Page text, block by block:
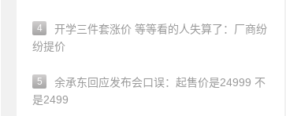
4
开学三件套涨价 等等看的人失算了：厂商纷
纷提价
5
余承东回应发布会口误：起售价是24999 不
是2499